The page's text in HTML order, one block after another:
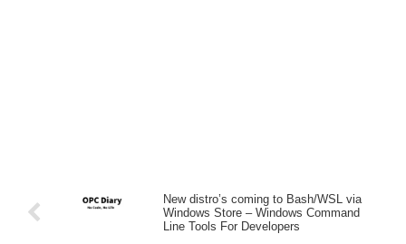
New distro’s coming to Bash/WSL via
Windows Store – Windows Command
Line Tools For Developers